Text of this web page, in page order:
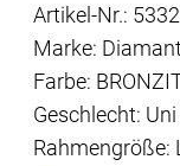
Artikel-Nr.:
Marke: Diamant
Farbe:
Geschlecht: Uni
Rahmengröße: L